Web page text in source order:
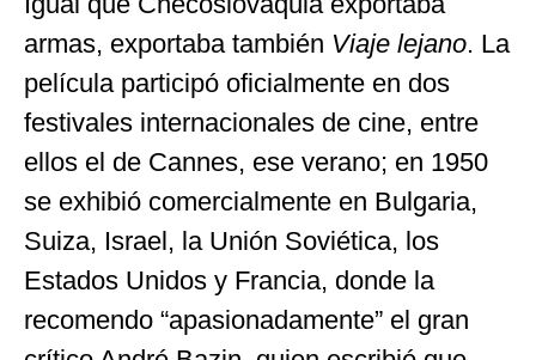
armas, exportaba también Viaje lejano. La
película participó oficialmente en dos
festivales internacionales de cine, entre
ellos el de Cannes, ese verano; en 1950
se exhibió comercialmente en Bulgaria,
Suiza, Israel, la Unión Soviética, los
Estados Unidos y Francia, donde la
recomendo “apasionadamente” el gran